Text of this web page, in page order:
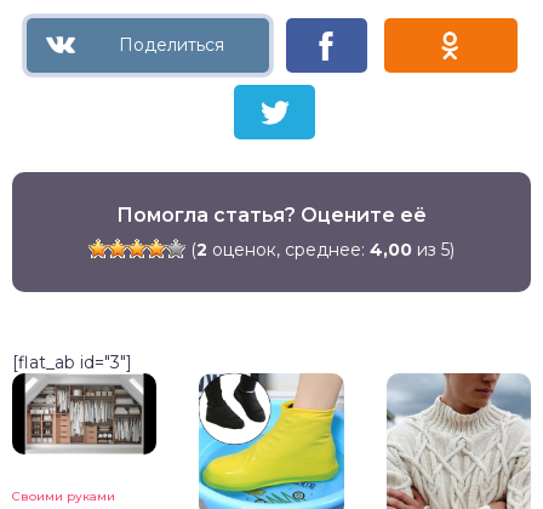
Помогла статья? Оцените её
(2 оценок, среднее: 4,00 из 5)
[flat_ab id="3"]
Своими руками